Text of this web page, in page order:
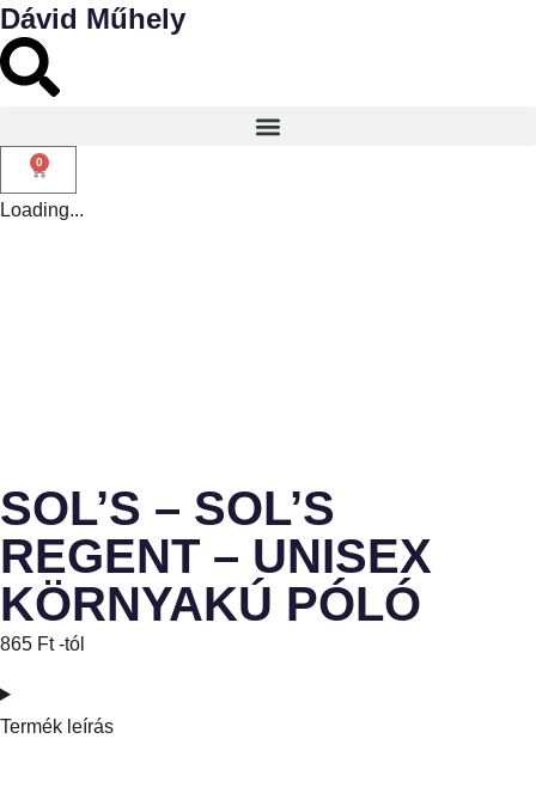
Dávid Műhely
0
Loading...
SOL’S – SOL’S
REGENT – UNISEX
KÖRNYAKÚ PÓLÓ
865 Ft-tól
Termék leírás